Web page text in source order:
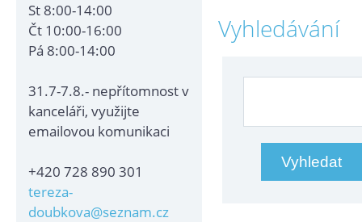
St 8:00-14:00
Čt 10:00-16:00
Pá 8:00-14:00
31.7-7.8.- nepřítomnost v
kanceláři, využijte
emailovou komunikaci
+420 728 890 301
tereza-
doubkova@seznam.cz
Vyhledávání